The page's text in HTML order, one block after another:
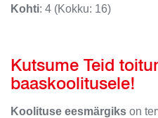
Kohti: 4 (Kokku: 16)
Kutsume Teid
baaskoolitusele!
Koolituse eesmärgiks on